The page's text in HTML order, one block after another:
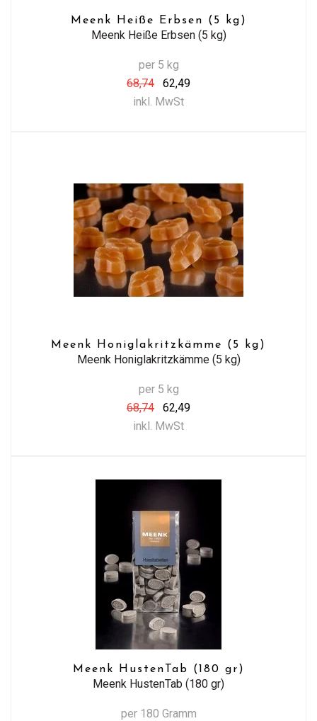
Meenk Heiße Erbsen (5 kg)
Meenk Heiße Erbsen (5 kg)
per 5 kg
68,74
62,49
inkl. MwSt
Meenk Honiglakritzkämme (5 kg)
Meenk Honiglakritzkämme (5 kg)
per 5 kg
68,74
62,49
inkl. MwSt
Meenk HustenTab (180 gr)
Meenk HustenTab (180 gr)
per 180 Gramm